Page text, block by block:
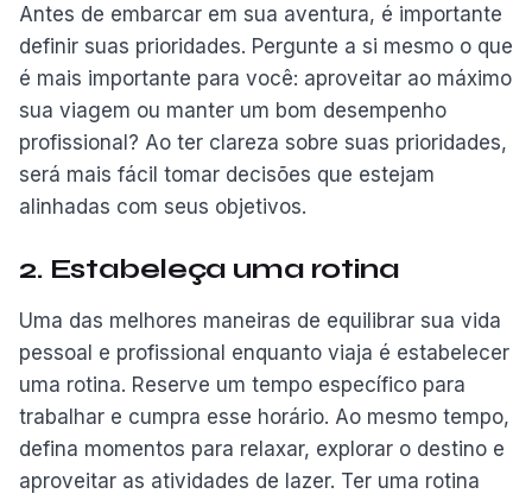
Antes de embarcar em sua aventura, é importante
definir suas prioridades. Pergunte a si mesmo o que
é mais importante para você: aproveitar ao máximo
sua viagem ou manter um bom desempenho
profissional? Ao ter clareza sobre suas prioridades,
será mais fácil tomar decisões que estejam
alinhadas com seus objetivos.
2. Estabeleça uma rotina
Uma das melhores maneiras de equilibrar sua vida
pessoal e profissional enquanto viaja é estabelecer
uma rotina. Reserve um tempo específico para
trabalhar e cumpra esse horário. Ao mesmo tempo,
defina momentos para relaxar, explorar o destino e
aproveitar as atividades de lazer. Ter uma rotina